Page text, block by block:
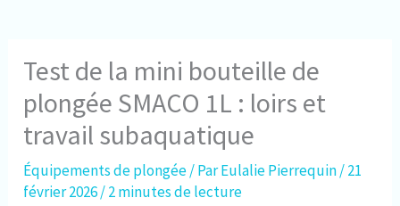
Test de la mini bouteille de
plongée SMACO 1L : loirs et
travail subaquatique
Équipements de plongée/ ParEulalie Pierrequin/21
février 2026/2 minutes de lecture
r